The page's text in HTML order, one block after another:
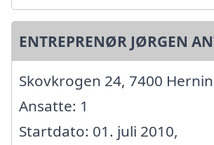
ENTREPRENØR JØRGEN
Skovkrogen 24, 7400
Ansatte: 1
Startdato: 01. juli 2010,